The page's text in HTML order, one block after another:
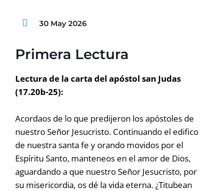
30 May 2026
Primera Lectura
Lectura de la carta del apóstol san Judas
(17.20b-25):
Acordaos de lo que predijeron los apóstoles de
nuestro Señor Jesucristo. Continuando el edifico
de nuestra santa fe y orando movidos por el
Espíritu Santo, manteneos en el amor de Dios,
aguardando a que nuestro Señor Jesucristo, por
su misericordia, os dé la vida eterna. ¿Titubean